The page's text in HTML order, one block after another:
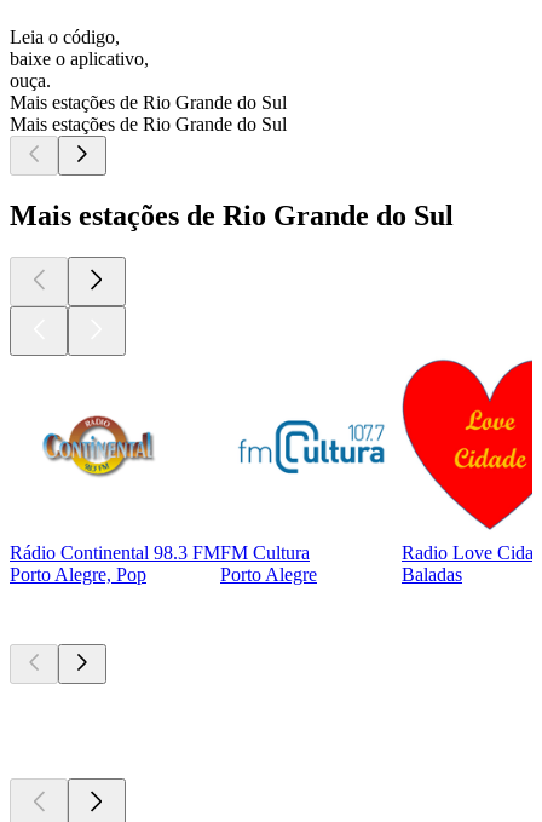
Leia o código,
baixe o aplicativo,
ouça.
Mais estações de Rio Grande do Sul
Mais estações de Rio Grande do Sul
Mais estações de Rio Grande do Sul
Rádio Continental 98.3 FM
Porto Alegre, Pop
FM Cultura
Porto Alegre
Radio Love
Baladas